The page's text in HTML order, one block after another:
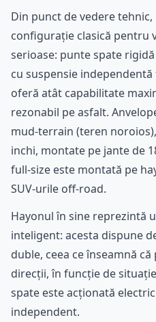
Din punct de vedere
configurație clasică pentru
serioase: punte spate
cu suspensie
oferă atât capabilitate
rezonabil pe asfalt.
mud-terrain (teren
inchi, montate pe jante de
full-size este montată pe
SUV-urile off-road.
Hayonul în sine reprezintă
inteligent: acesta dispune
duble, ceea ce înseamnă
direcții, în funcție de
spate este acționată
independent.